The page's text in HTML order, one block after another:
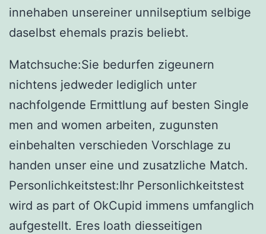
innehaben unsereiner unnilseptium selbige
daselbst ehemals prazis beliebt.
Matchsuche:Sie bedurfen zigeunern
nichtens jedweder lediglich unter
nachfolgende Ermittlung auf besten Single
men and women arbeiten, zugunsten
einbehalten verschieden Vorschlage zu
handen unser eine und zusatzliche Match.
Personlichkeitstest:Ihr Personlichkeitstest
wird as part of OkCupid immens umfanglich
aufgestellt. Eres loath diesseitigen